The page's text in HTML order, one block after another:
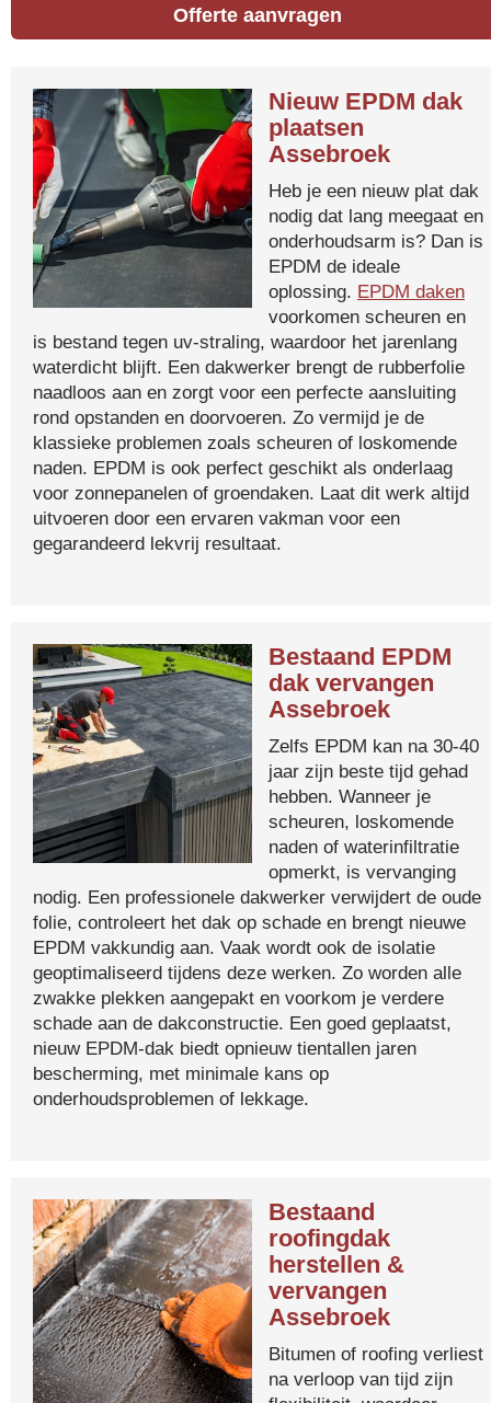
Offerte aanvragen
Nieuw EPDM dak
plaatsen
Assebroek
Heb je een nieuw plat dak
nodig dat lang meegaat en
onderhoudsarm is? Dan is
EPDM de ideale
oplossing. EPDM daken
voorkomen scheuren en
is bestand tegen uv-straling, waardoor het jarenlang
waterdicht blijft. Een dakwerker brengt de rubberfolie
naadloos aan en zorgt voor een perfecte aansluiting
rond opstanden en doorvoeren. Zo vermijd je de
klassieke problemen zoals scheuren of loskomende
naden. EPDM is ook perfect geschikt als onderlaag
voor zonnepanelen of groendaken. Laat dit werk altijd
uitvoeren door een ervaren vakman voor een
gegarandeerd lekvrij resultaat.
Bestaand EPDM
dak vervangen
Assebroek
Zelfs EPDM kan na 30-40
jaar zijn beste tijd gehad
hebben. Wanneer je
scheuren, loskomende
naden of waterinfiltratie
opmerkt, is vervanging
nodig. Een professionele dakwerker verwijdert de oude
folie, controleert het dak op schade en brengt nieuwe
EPDM vakkundig aan. Vaak wordt ook de isolatie
geoptimaliseerd tijdens deze werken. Zo worden alle
zwakke plekken aangepakt en voorkom je verdere
schade aan de dakconstructie. Een goed geplaatst,
nieuw EPDM-dak biedt opnieuw tientallen jaren
bescherming, met minimale kans op
onderhoudsproblemen of lekkage.
Bestaand
roofingdak
herstellen &
vervangen
Assebroek
Bitumen of roofing verliest
na verloop van tijd zijn